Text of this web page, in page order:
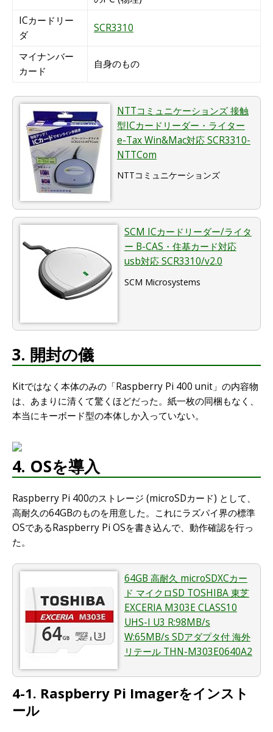
ICカードリー
ダ
SCR3310
マイナンバー
カード
自身のもの
NTTコミュニケーションズ 接触
型ICカードリーダー・ライター
e-Tax Win&Mac対応 SCR3310-
NTTCom
NTTコミュニケーションズ
SCM ICカードリーダー/ライタ
ー B-CAS・住基カード対応
usb対応 SCR3310/v2.0
SCM Microsystems
3. 開封の儀
Kitではなく本体のみの「Raspberry Pi 400 unit」の内容物
は、あまりに清くて驚くほどだった。紙一枚の同梱もなく、
本当にキーボード型の本体しか入っていない。
4. OSを導入
Raspberry Pi 400のストレージ (microSDカード) として、
高耐久の64GBのものを用意した。これにラズパイ界の標準
OSであるRaspberry Pi OSを書き込んで、動作確認を行っ
た。
64GB 高耐久 microSDXCカー
ド マイクロSD TOSHIBA 東芝
EXCERIA M303E CLASS10
UHS-I U3 R:98MB/s
W:65MB/s SDアダプタ付 海外
リテール THN-M303E0640A2
4-1. Raspberry Pi Imagerをインスト
ール